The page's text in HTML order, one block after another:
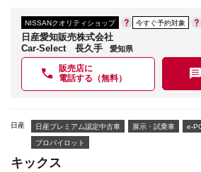
NISSANクオリティショップ 今すぐ予約対象
日産愛知販売株式会社
Car-Select 長久手
愛知県
販売店に
電話する（無料）
日産 日産プレミアム認定中古車 展示・試乗車 e-
プロパイロット
キックス